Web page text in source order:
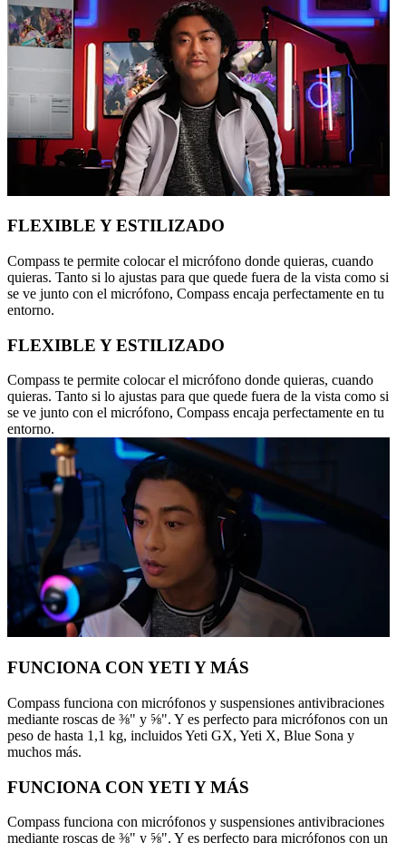
FLEXIBLE Y ESTILIZADO
Compass te permite colocar el micrófono donde quieras, cuando
quieras. Tanto si lo ajustas para que quede fuera de la vista como si
se ve junto con el micrófono, Compass encaja perfectamente en tu
entorno.
FLEXIBLE Y ESTILIZADO
Compass te permite colocar el micrófono donde quieras, cuando
quieras. Tanto si lo ajustas para que quede fuera de la vista como si
se ve junto con el micrófono, Compass encaja perfectamente en tu
entorno.
FUNCIONA CON YETI Y MÁS
Compass funciona con micrófonos y suspensiones antivibraciones
mediante roscas de ⅜" y ⅝". Y es perfecto para micrófonos con un
peso de hasta 1,1 kg, incluidos Yeti GX, Yeti X, Blue Sona y
muchos más.
FUNCIONA CON YETI Y MÁS
Compass funciona con micrófonos y suspensiones antivibraciones
mediante roscas de ⅜" y ⅝". Y es perfecto para micrófonos con un